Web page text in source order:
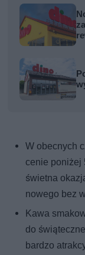
W obecnych
cenie poniżej
świetna
nowego bez
Kawa
do
bardzo